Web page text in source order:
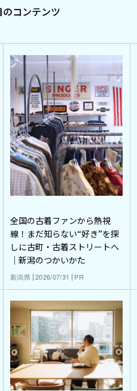
のコンテンツ
全国の古着ファンから熱視
線！まだ知らない“好き”を探
しに古町・古着ストリートへ
｜新潟のつかいかた
新潟県 2026/07/31 PR